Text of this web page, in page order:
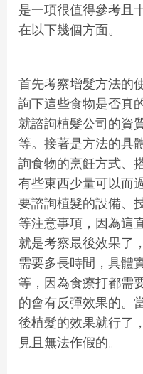
是一項很值得參考且
在以下幾個方面。
首先考察增髮方法的
詢下這些食物是否真
就諮詢植髮公司的資
等。接著是方法的具
詢食物的烹飪方式、
有些東西少量可以而
要諮詢植髮的設備、
等注意事項，因為這
就是考察最後效果了
需要多長時間，具體
等，因為食療打都需
的會有反彈效果的。
後植髮的效果就行了
見且無法作假的。